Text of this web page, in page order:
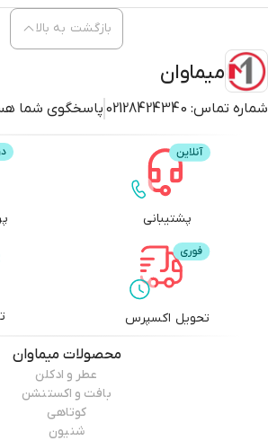
میماوان
شماره تماس: 02128424340 پاسخگوی شما
بازگشت به بالا
پشتیبانی
تحویل اکسپرس
محصولاتمیماوان
عطر و ادکلن
بافت و اکستنشن
کوتاهی
شنیون